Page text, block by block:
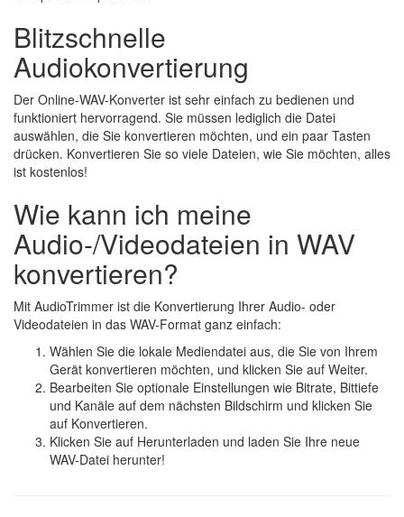
Blitzschnelle
Audiokonvertierung
Der Online-WAV-Konverter ist sehr einfach zu bedienen und
funktioniert hervorragend. Sie müssen lediglich die Datei
auswählen, die Sie konvertieren möchten, und ein paar Tasten
drücken. Konvertieren Sie so viele Dateien, wie Sie möchten, alles
ist kostenlos!
Wie kann ich meine
Audio-/Videodateien in WAV
konvertieren?
Mit AudioTrimmer ist die Konvertierung Ihrer Audio- oder
Videodateien in das WAV-Format ganz einfach:
Wählen Sie die lokale Mediendatei aus, die Sie von Ihrem
Gerät konvertieren möchten, und klicken Sie auf Weiter.
Bearbeiten Sie optionale Einstellungen wie Bitrate, Bittiefe
und Kanäle auf dem nächsten Bildschirm und klicken Sie
auf Konvertieren.
Klicken Sie auf Herunterladen und laden Sie Ihre neue
WAV-Datei herunter!